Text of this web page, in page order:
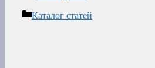
Рубрики
Каталог статей